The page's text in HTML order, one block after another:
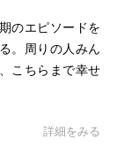
のエピソードを
。周りの人みん
こちらまで幸せ
詳細をみる